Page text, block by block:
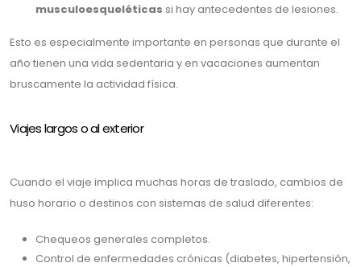
musculoesqueléticas si hay antecedentes de lesiones.
Esto es especialmente importante en personas que durante el
año tienen una vida sedentaria y en vacaciones aumentan
bruscamente la actividad física.
Viajes largos o al exterior
Cuando el viaje implica muchas horas de traslado, cambios de
huso horario o destinos con sistemas de salud diferentes:
Chequeos generales completos.
Control de enfermedades crónicas (diabetes, hipertensión,